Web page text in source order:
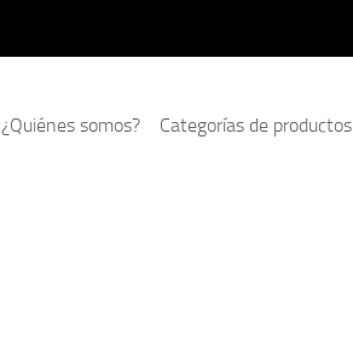
¿Quiénes somos? Categorías de productos